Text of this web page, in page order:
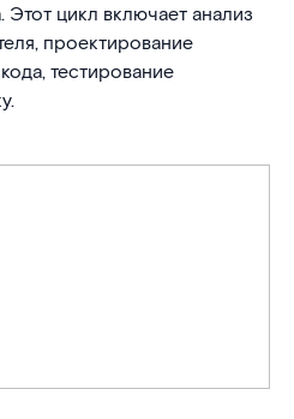
цикл включает анализ
проектирование
тестирование